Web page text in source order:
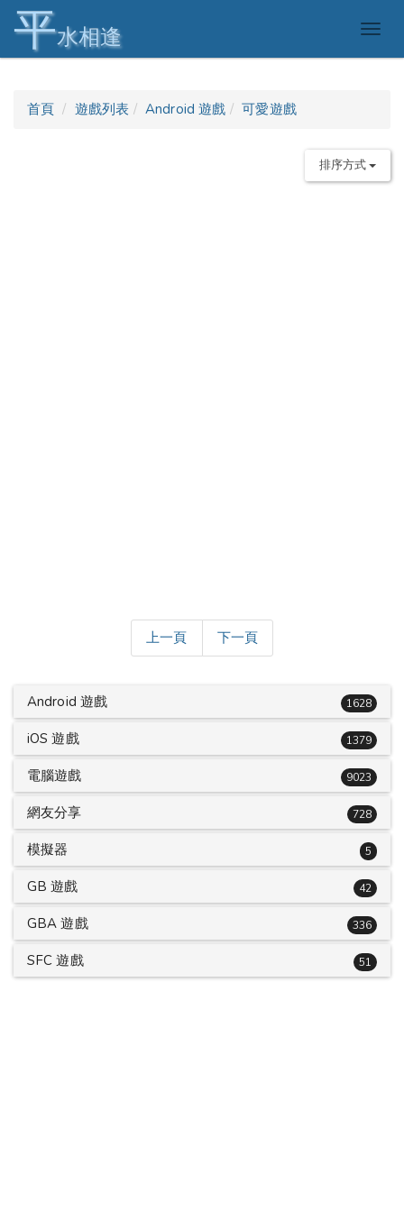
平水相逢
首頁 遊戲列表 Android 遊戲 可愛遊戲
排序方式
上一頁 下一頁
Android 遊戲 1628
iOS 遊戲 1379
電腦遊戲 9023
網友分享 728
模擬器 5
GB 遊戲 42
GBA 遊戲 336
SFC 遊戲 51